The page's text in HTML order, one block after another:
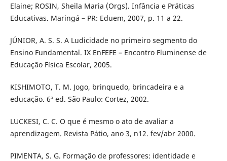
Elaine; ROSIN, Sheila Maria (Orgs). Infância e Práticas
Educativas. Maringá – PR: Eduem, 2007, p. 11 a 22.
JÚNIOR, A. S. S. A Ludicidade no primeiro segmento do
Ensino Fundamental. IX EnFEFE – Encontro Fluminense de
Educação Física Escolar, 2005.
KISHIMOTO, T. M. Jogo, brinquedo, brincadeira e a
educação. 6ª ed. São Paulo: Cortez, 2002.
LUCKESI, C. C. O que é mesmo o ato de avaliar a
aprendizagem. Revista Pátio, ano 3, n12. fev/abr 2000.
PIMENTA, S. G. Formação de professores: identidade e